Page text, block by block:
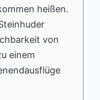
heißen.
von
einem